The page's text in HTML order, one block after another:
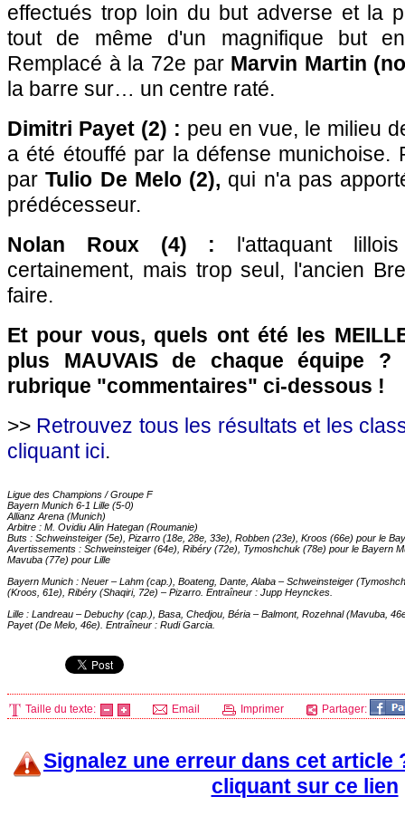
effectués trop loin du but adverse et la
tout de même d'un magnifique but
Remplacé à la 72e par Marvin Martin
la barre sur… un centre raté.
Dimitri Payet (2) : peu en vue, le milieu
a été étouffé par la défense munichoise.
parTulio De Melo (2), qui n'a pas
prédécesseur.
Nolan Roux (4) : l'attaquant
certainement, mais trop seul, l'ancien
faire.
Et pour vous, quels ont été les
plus MAUVAIS de chaque équipe ?
rubrique "commentaires" ci-dessous !
>> Retrouvez tous les résultats et les
cliquant ici.
Ligue des Champions / Groupe F
Bayern Munich 6-1 Lille (5-0)
Allianz Arena (Munich)
Arbitre : M. Ovidiu Alin Hategan (Roumanie)
Buts : Schweinsteiger (5e), Pizarro (18e, 28e, 33e), Robben (23e), Kroos (66e) pour le
Avertissements : Schweinsteiger (64e), Ribéry (72e), Tymoshchuk (78e) pour le Bayern
Mavuba (77e) pour Lille
Bayern Munich : Neuer – Lahm (cap.), Boateng, Dante, Alaba – Schweinsteiger
(Kroos, 61e), Ribéry (Shaqiri, 72e) – Pizarro. Entraîneur : Jupp Heynckes.
Lille : Landreau – Debuchy (cap.), Basa, Chedjou, Béria – Balmont, Rozehnal (Mavuba,
Payet (De Melo, 46e). Entraîneur : Rudi Garcia.
Taille du texte: Email Imprimer Partager:
Signalez une erreur dans cet article
cliquant sur ce lien